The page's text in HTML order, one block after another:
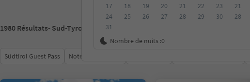
17
18 19 20 21 22
23
24
25 26 27 28 29
30
31
21
28
Nombre de nuits :0
1980 Résultats- Sud-Tyrol
Südtirol Guest Pass Note moyenne